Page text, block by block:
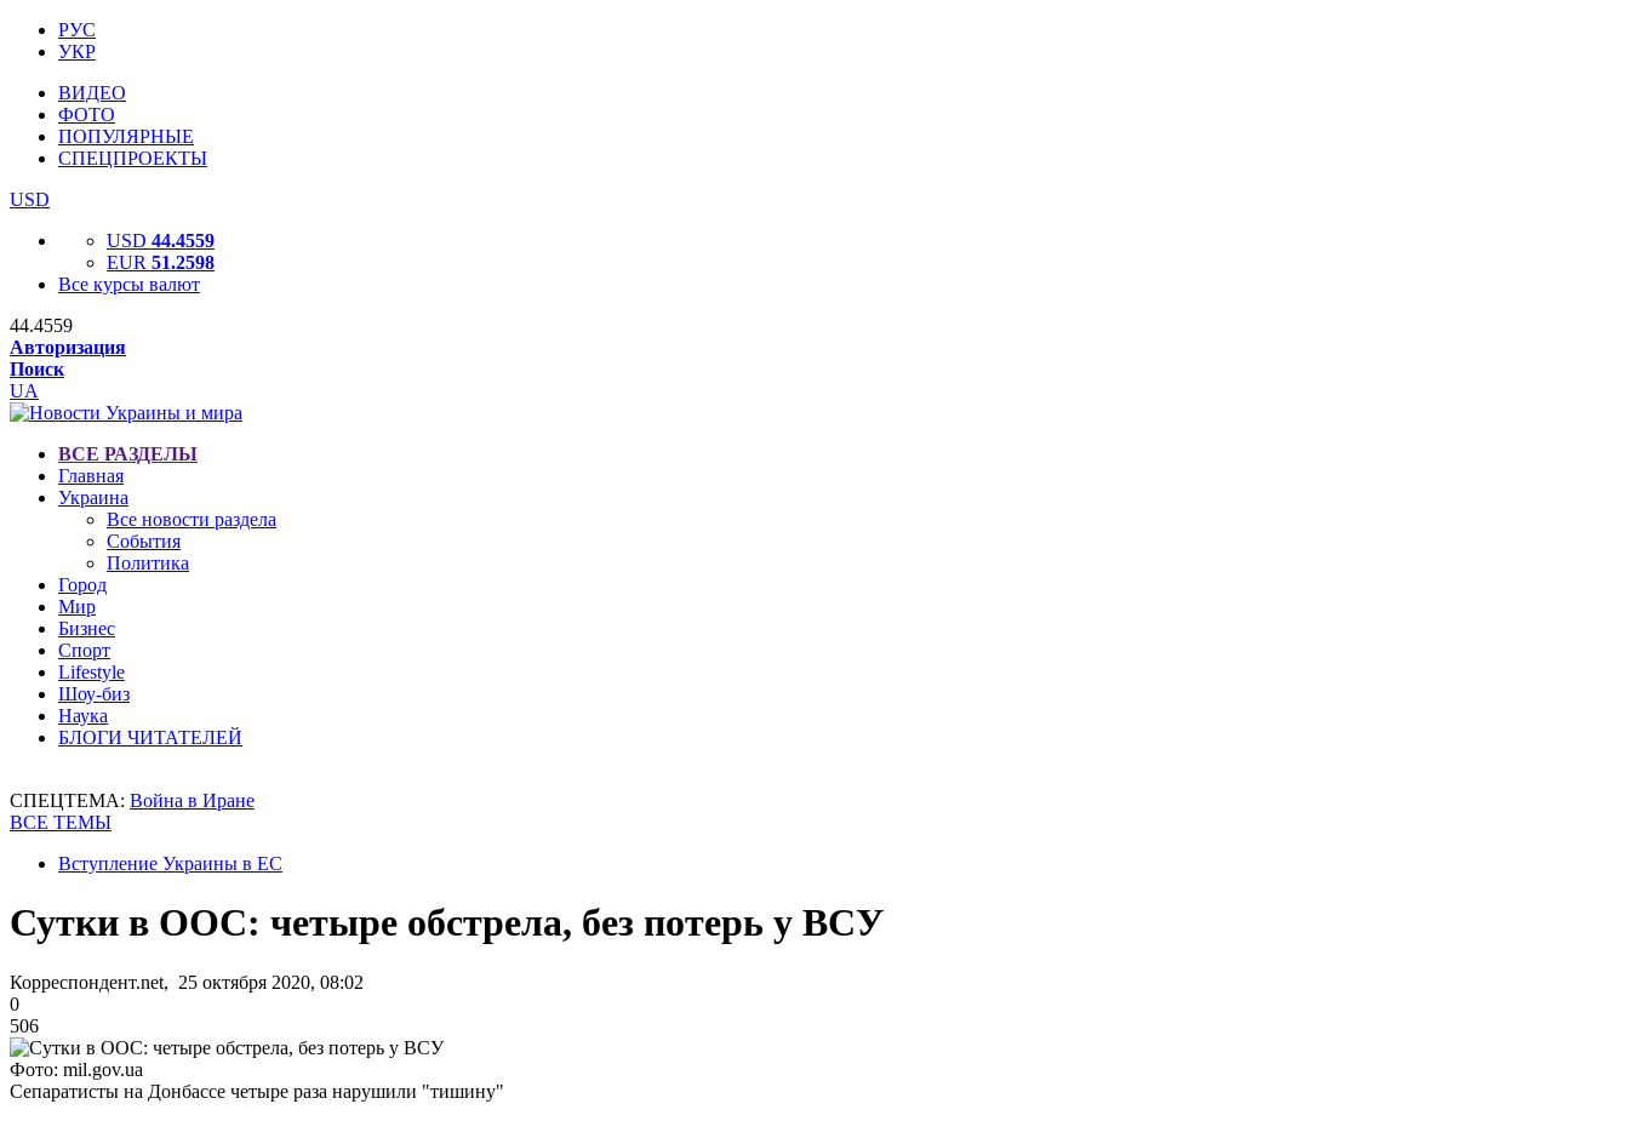
РУС
УКР
ВИДЕО
ФОТО
ПОПУЛЯРНЫЕ
СПЕЦПРОЕКТЫ
USD
USD 44.4559
EUR 51.2598
Все курсы валют
44.4559
Авторизация
Поиск
UA
ВСЕ РАЗДЕЛЫ
Главная
Украина
Все новости раздела
События
Политика
Город
Мир
Бизнес
Спорт
Lifestyle
Шоу-биз
Наука
БЛОГИ ЧИТАТЕЛЕЙ
СПЕЦТЕМА: Война в Иране
ВСЕ ТЕМЫ
Вступление Украины в ЕС
Сутки в ООС: четыре обстрела, без потерь у ВСУ
Корреспондент.net, 25 октября 2020, 08:02
0
506
Фото: mil.gov.ua
Сепаратисты на Донбассе четыре раза нарушили "тишину"